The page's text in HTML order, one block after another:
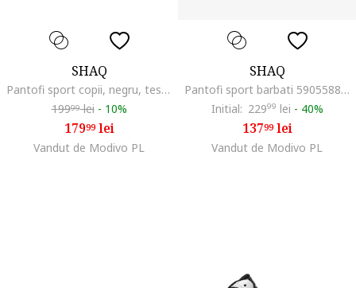
SHAQ
Pantofi sport copii, negru, tesatura
19999lei - 10%
17999lei
Vandut de Modivo PL
SHAQ
Pantofi sport barbati 5905588801245, Sintetic, Negru, Negru
Initial: 22999 lei - 40%
13799lei
Vandut de Modivo PL